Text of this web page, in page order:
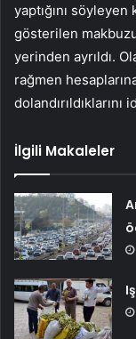
yaptığını
gösterilen
yerinden ayrıldı.
rağmen
dolandırıldıklarını
İlgili Makaleler